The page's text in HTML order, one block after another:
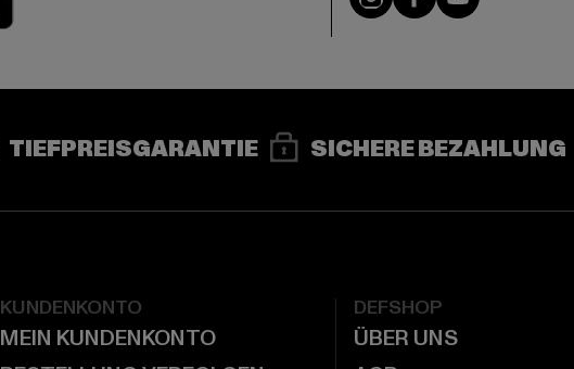
TIEFPREISGARANTIE SICHERE BEZAHLUNG
KUNDENKONTO
MEIN KUNDENKONTO
DEFSHOP
ÜBER UNS